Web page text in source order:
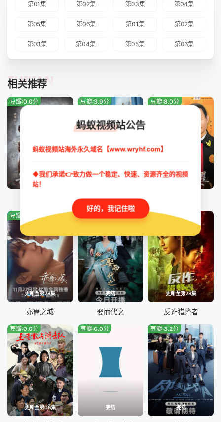
第01集 第02集 第03集 第04集
第05集 第06集 第01集 第02集
第03集 第04集 第05集 第06集
相关推荐
TUIJIAN
更新至30集
豆瓣:0.0分 豆瓣:3.9分
满庭芳
豆瓣:8.0分
更新至第28集
豆瓣:2.7分
亦舞之城
完结
娶而代之
更新至第29集
豆瓣:0.0分
反诈猎蜂者
更新至第06集
豆瓣:0.0分
完结
豆瓣:0.0分
完结
豆瓣:3.2分
蚂蚁视频站公告
蚂蚁视频站海外永久域名【www.wryhf.com】
◆我们承诺👉致力做一个稳定、快速、资源齐全的视频
站！
好的，我记住啦